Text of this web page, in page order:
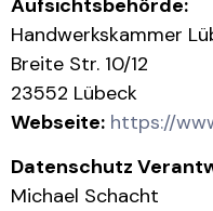
Aufsichtsbehörde:
Handwerkskammer
Breite Str. 10/12
23552 Lübeck
Webseite: https://
Datenschutz
Michael Schacht